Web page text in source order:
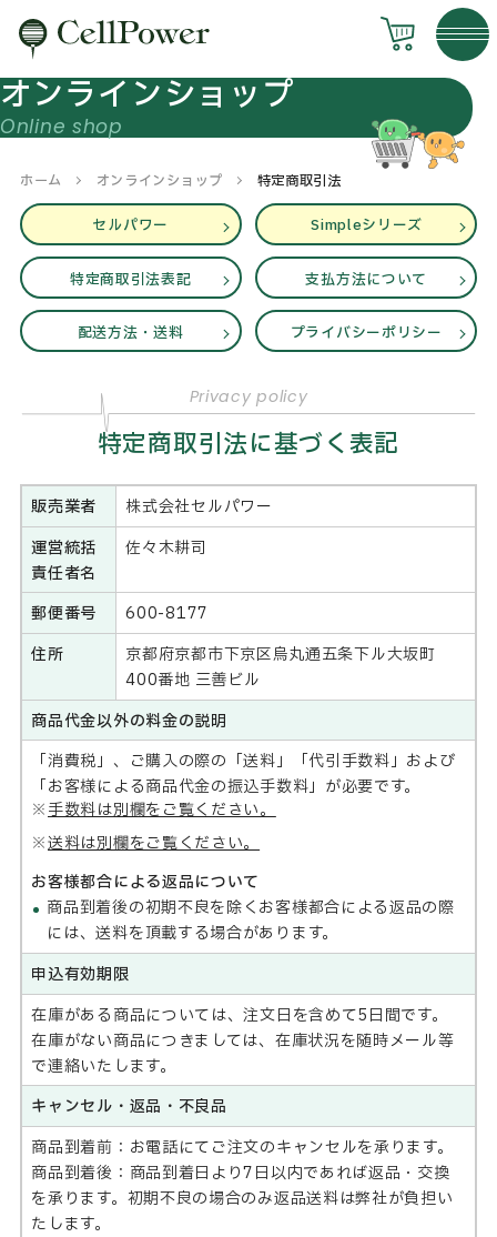
オンラインショップ
ホーム オンラインショップ 特定商取引法
特定商取引法に基づく表記
販売業者
株式会社セルパワー
運営統括
責任者名
佐々木耕司
郵便番号
600-8177
住所
京都府京都市下京区烏丸通五条下ル大坂町
400番地 三善ビル
商品代金以外の料金の説明
「消費税」、ご購入の際の「送料」「代引手数料」および
「お客様による商品代金の振込手数料」が必要です。
手数料は別欄をご覧ください。
送料は別欄をご覧ください。
お客様都合による返品について
商品到着後の初期不良を除くお客様都合による返品の際
には、送料を頂載する場合があります。
申込有効期限
在庫がある商品については、注文日を含めて5日間です。
在庫がない商品につきましては、在庫状況を随時メール等
で連絡いたします。
キャンセル・ 返品・不良品
商品到着前：お電話にてご注文のキャンセルを承ります。
商品到着後：商品到着日より7日以内であれば返品・交換
を承ります。初期不良の場合のみ返品送料は弊社が負担い
たします。
セルパワー Simpleシリーズ
特定商取引法表記 支払方法について
配送方法・送料 プライバシーポリシー